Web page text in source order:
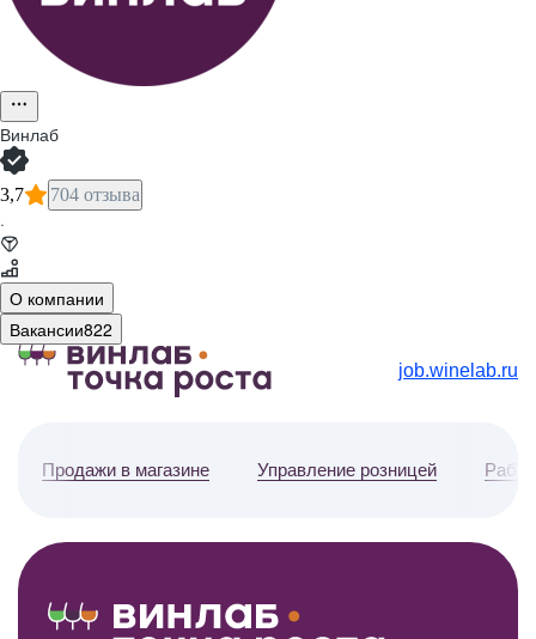
Винлаб
3,7 704 отзыва
·
О компании
Вакансии822
job.winelab.ru
Продажи в магазине Управление розницей